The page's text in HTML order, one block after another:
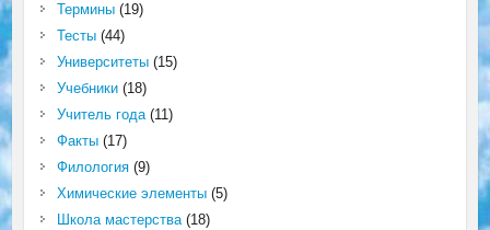
Термины(19)
Тесты(44)
Университеты(15)
Учебники(18)
Учитель года(11)
Факты(17)
Филология(9)
Химические элементы(5)
Школа мастерства(18)